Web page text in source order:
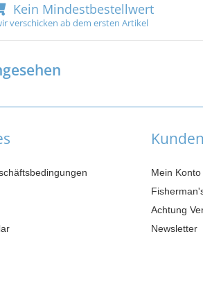
Kein Mindestbestellwert
verschicken ab dem ersten Artikel
Mein Konto
Achtung
Newsletter